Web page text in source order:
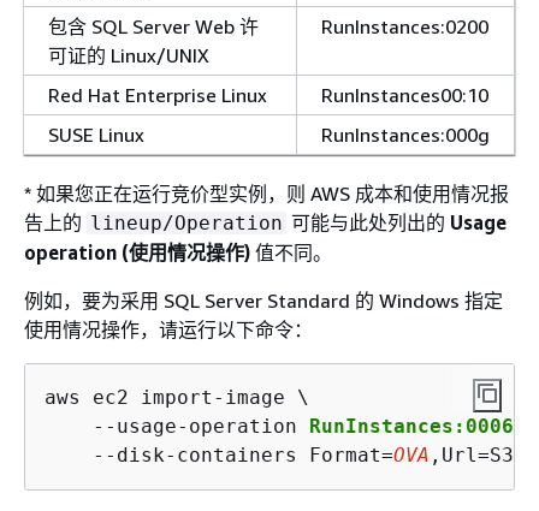
包含 SQL Server Web 许
可证的 Linux/UNIX
RunInstances:0200
Red Hat Enterprise Linux
RunInstances00:10
SUSE Linux
RunInstances:000g
* 如果您正在运行竞价型实例，则 AWS 成本和使用情况报
告上的 lineup/Operation 可能与此处列出的 Usage
operation (使用情况操作) 值不同。
例如，要为采用 SQL Server Standard 的 Windows 指定
使用情况操作，请运行以下命令：
aws ec2 import-image \
    --usage-operation
RunInstances:0006
    --disk-containers Format=
OVA